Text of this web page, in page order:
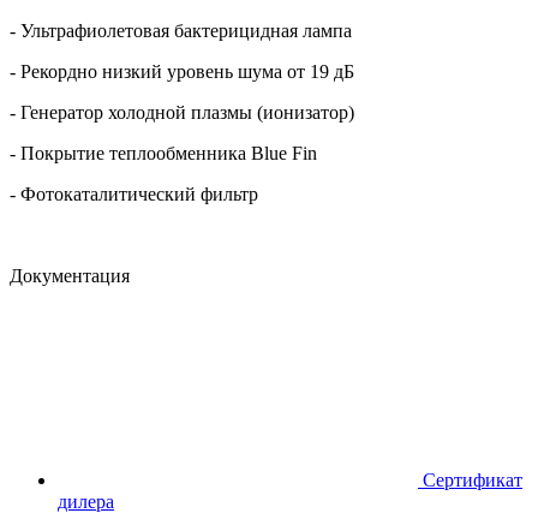
- Ультрафиолетовая бактерицидная лампа
- Рекордно низкий уровень шума от 19 дБ
- Генератор холодной плазмы (ионизатор)
- Покрытие теплообменника Blue Fin
- Фотокаталитический фильтр
Документация
Сертификат
дилера